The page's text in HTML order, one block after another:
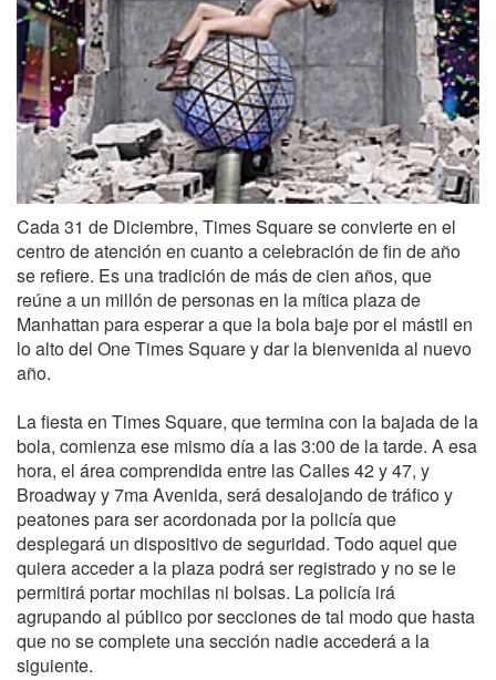
Cada 31 de Diciembre, Times Square se convierte en el
centro de atención en cuanto a celebración de fin de año
se refiere. Es una tradición de más de cien años, que
reúne a un millón de personas en la mítica plaza de
Manhattan para esperar a que la bola baje por el mástil en
lo alto del One Times Square y dar la bienvenida al nuevo
año.
La fiesta en Times Square, que termina con la bajada de la
bola, comienza ese mismo día a las 3:00 de la tarde. A esa
hora, el área comprendida entre las Calles 42 y 47, y
Broadway y 7ma Avenida, será desalojando de tráfico y
peatones para ser acordonada por la policía que
desplegará un dispositivo de seguridad. Todo aquel que
quiera acceder a la plaza podrá ser registrado y no se le
permitirá portar mochilas ni bolsas. La policía irá
agrupando al público por secciones de tal modo que hasta
que no se complete una sección nadie accederá a la
siguiente.